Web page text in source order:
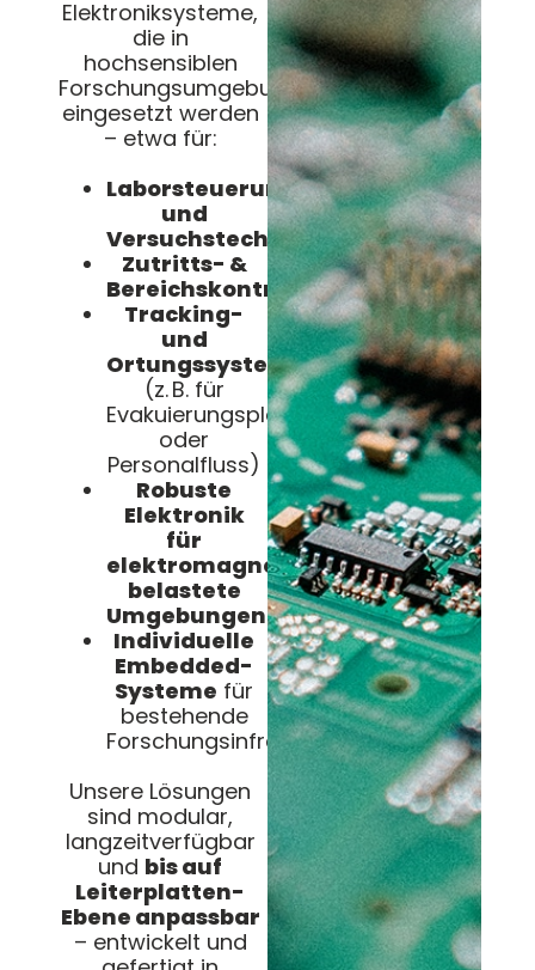
Elektroniksysteme,
die in
hochsensiblen
Forschungsumgebungen
eingesetzt werden
– etwa für:
Laborsteuerung
und
Versuchstechnik
Zutritts- &
Bereichskontrollsysteme
Tracking-
und
Ortungssysteme
(z. B. für
Evakuierungsplanung
oder
Personalfluss)
Robuste
Elektronik
für
elektromagnetisch
belastete
Umgebungen
Individuelle
Embedded-
Systeme für
bestehende
Forschungsinfrastrukturen
Unsere Lösungen
sind modular,
langzeitverfügbar
und bis auf
Leiterplatten-
Ebene anpassbar
– entwickelt und